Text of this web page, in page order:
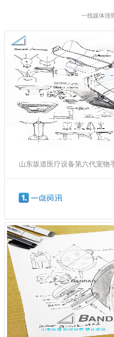
一线媒体强
山东坂道医疗设备第六代宠物